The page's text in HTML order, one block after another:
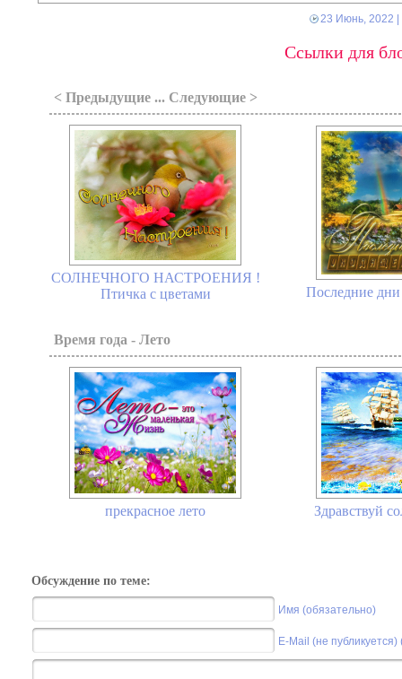
23 Июнь, 2022
Ссылки для
< Предыдущие ... Следующие >
СОЛНЕЧНОГО НАСТРОЕНИЯ !
Птичка с цветами
Последние дни
Время года - Лето
прекрасное лето Здравствуй
Обсуждение по теме:
Имя (обязательно)
E-Mail (не